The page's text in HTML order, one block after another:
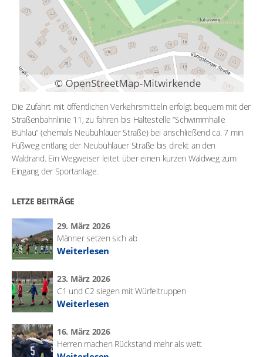
Die Zufahrt mit öffentlichen Verkehrsmitteln erfolgt bequem mit der
Straßenbahnlinie 11, zu fahren bis Haltestelle “Schwimmhalle
Bühlau” (ehemals Neubühlauer Straße) bei anschließend ca. 7 min
Fußweg entlang der Neubühlauer Straße bis direkt an den
Waldrand. Ein Wegweiser leitet über einen kurzen Waldweg zum
Eingang der Sportanlage.
LETZE BEITRÄGE
29. März 2026
Männer setzen sich ab
Weiterlesen
23. März 2026
C1 und C2 siegen mit Würfeltruppen
Weiterlesen
16. März 2026
Herren machen Rückstand mehr als wett